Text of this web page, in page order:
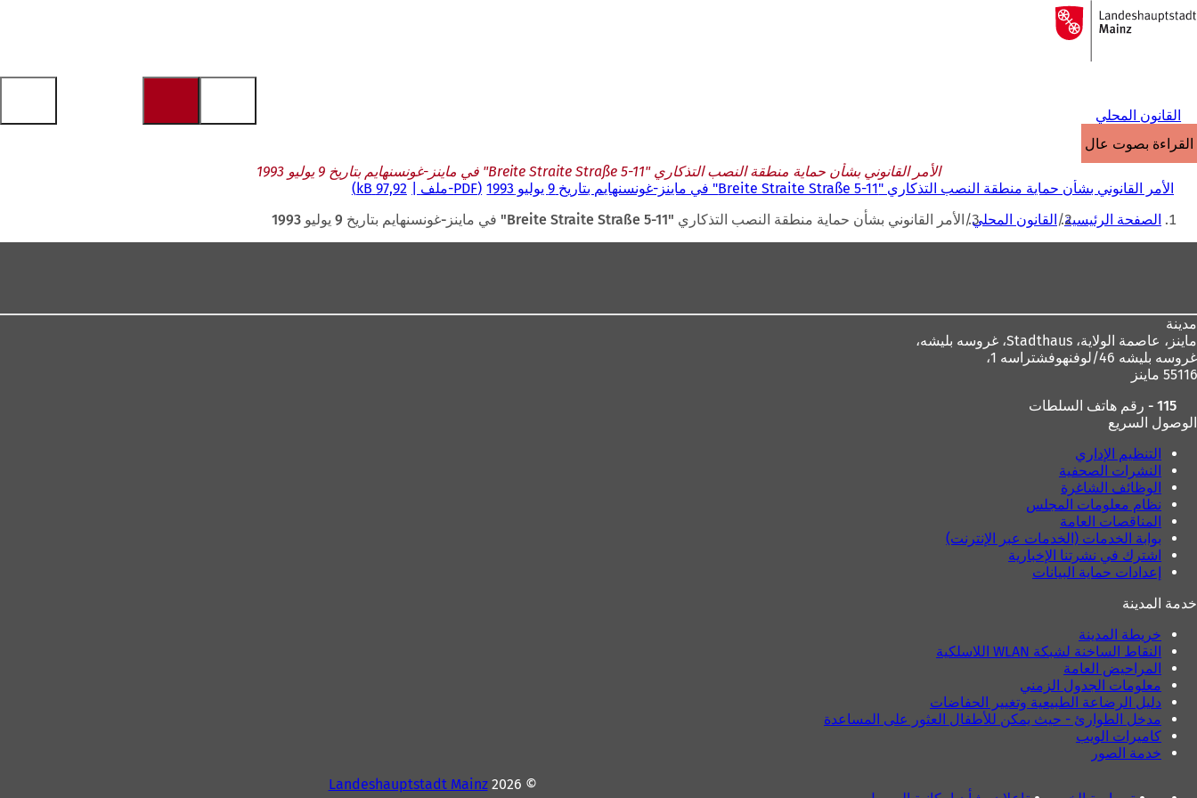
الانتقال إلى المحتوى
إلى
الصفحة
القانون المحلي
القراءة بصوت عالٍ
الأمر القانوني بشأن حماية منطقة النصب التذكاري "Breite Straite Straße 5-11" في ماينز-غونسنهايم بتاريخ 9 يوليو 1993
الأمر القانوني بشأن حماية منطقة النصب التذكاري "Breite Straite Straße 5-11" في ماينز-غونسنهايم بتاريخ 9 يوليو 1993
PDF-ملف 97,92 kB
أنت الصفحة الرئيسية القانون المحلي الأمر القانوني بشأن حماية منطقة النصب التذكاري "Breite Straite Straße 5-11" في ماينز-غونسنهايم بتاريخ 9 يوليو 1993
مدينة
ماينز، عاصمة الولاية،
غروسه بليشه 46/لوفنهوفشتراسه 1،
55116 ماينز
115 - رقم هاتف السلطات
الوصول السريع
التنظيم الإداري
النشرات الصحفية
الوظائف الشاغرة
نظام معلومات المجلس
المناقصات العامة
بوابة الخدمات (الخدمات عبر الإنترنت)
اشترك في نشرتنا الإخبارية
إعدادات حماية البيانات
خدمة المدينة
خريطة المدينة
النقاط الساخنة لشبكة WLAN اللاسلكية
المراحيض العامة
معلومات الجدول الزمني
دليل الرضاعة الطبيعية وتغيير الحفاضات
مدخل الطوارئ - حيث يمكن للأطفال العثور على المساعدة
كاميرات الويب
خدمة الصور
© 2026
Landeshauptstadt Mainz